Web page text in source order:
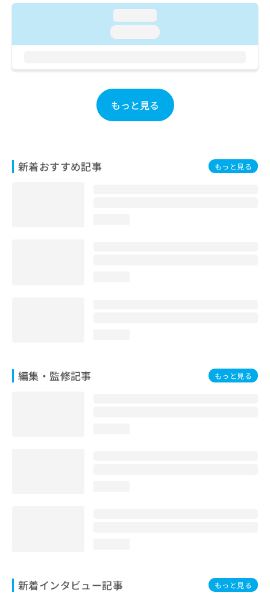
もっと見る
新着おすすめ記事 もっと見る
編集・監修記事 もっと見る
新着インタビュー記事 もっと見る
合
せ